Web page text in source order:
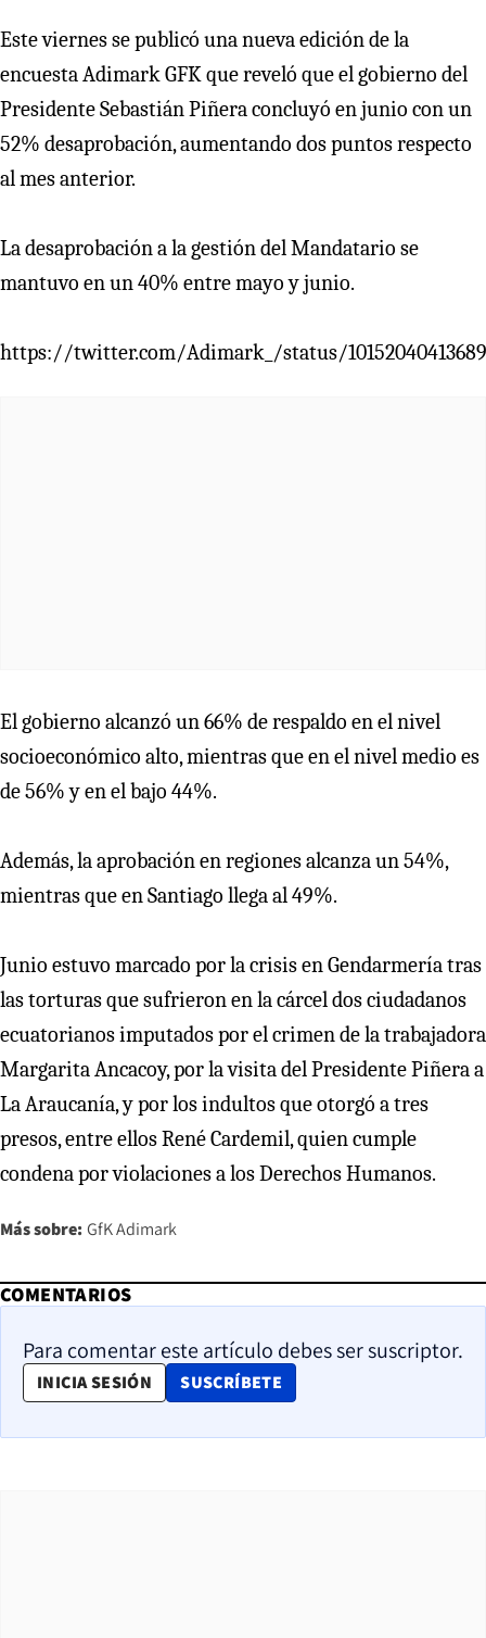
Este viernes se publicó una nueva edición de la
encuesta Adimark GFK que reveló que el gobierno del
Presidente Sebastián Piñera concluyó en junio con un
52% desaprobación, aumentando dos puntos respecto
al mes anterior.
La desaprobación a la gestión del Mandatario se
mantuvo en un 40% entre mayo y junio.
https://twitter.com/Adimark_/status/
El gobierno alcanzó un 66% de respaldo en el nivel
socioeconómico alto, mientras que en el nivel medio es
de 56% y en el bajo 44%.
Además, la aprobación en regiones alcanza un 54%,
mientras que en Santiago llega al 49%.
Junio estuvo marcado por la crisis en Gendarmería tras
las torturas que sufrieron en la cárcel dos ciudadanos
ecuatorianos imputados por el crimen de la trabajadora
Margarita Ancacoy, por la visita del Presidente Piñera a
La Araucanía, y por los indultos que otorgó a tres
presos, entre ellos René Cardemil, quien cumple
condena por violaciones a los Derechos Humanos.
Más sobre: GfK Adimark
COMENTARIOS
Para comentar este artículo debes ser suscriptor.
INICIA SESIÓN SUSCRÍBETE
OPENS IN NEW WINDOW